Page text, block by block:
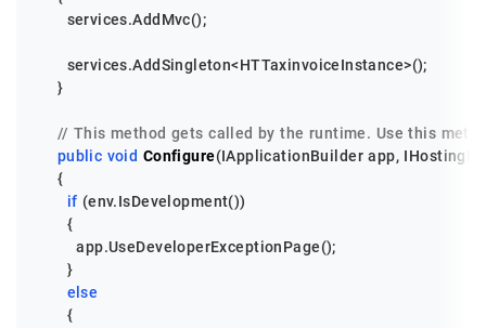
      services.AddMvc();
      services.AddSingleton<HTTaxinvoiceInstance>();
    }
// This method gets called by the runtime. Use this
public void Configure(IApplicationBuilder app,
    {
if (env.IsDevelopment())
      {
        app.UseDeveloperExceptionPage();
      }
else
      {